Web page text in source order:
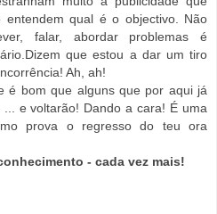
entendem qual é o objectivo. Não
falar, abordar problemas é
que estou a dar um tiro
Ah, ah!
é bom que alguns que por aqui já
e voltarão! Dando a cara! É uma
prova o regresso do teu ora
- cada vez mais!